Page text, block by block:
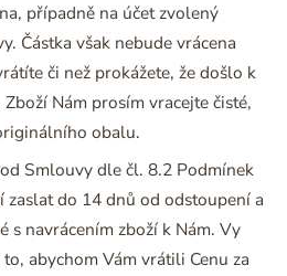
případně na účet zvolený
Částka však nebude vrácena
či než prokážete, že došlo k
Nám prosím vracejte čisté,
obalu.
Smlouvy dle čl. 8.2 Podmínek
zaslat do 14 dnů od odstoupení a
s navrácením zboží k Nám. Vy
abychom Vám vrátili Cenu za